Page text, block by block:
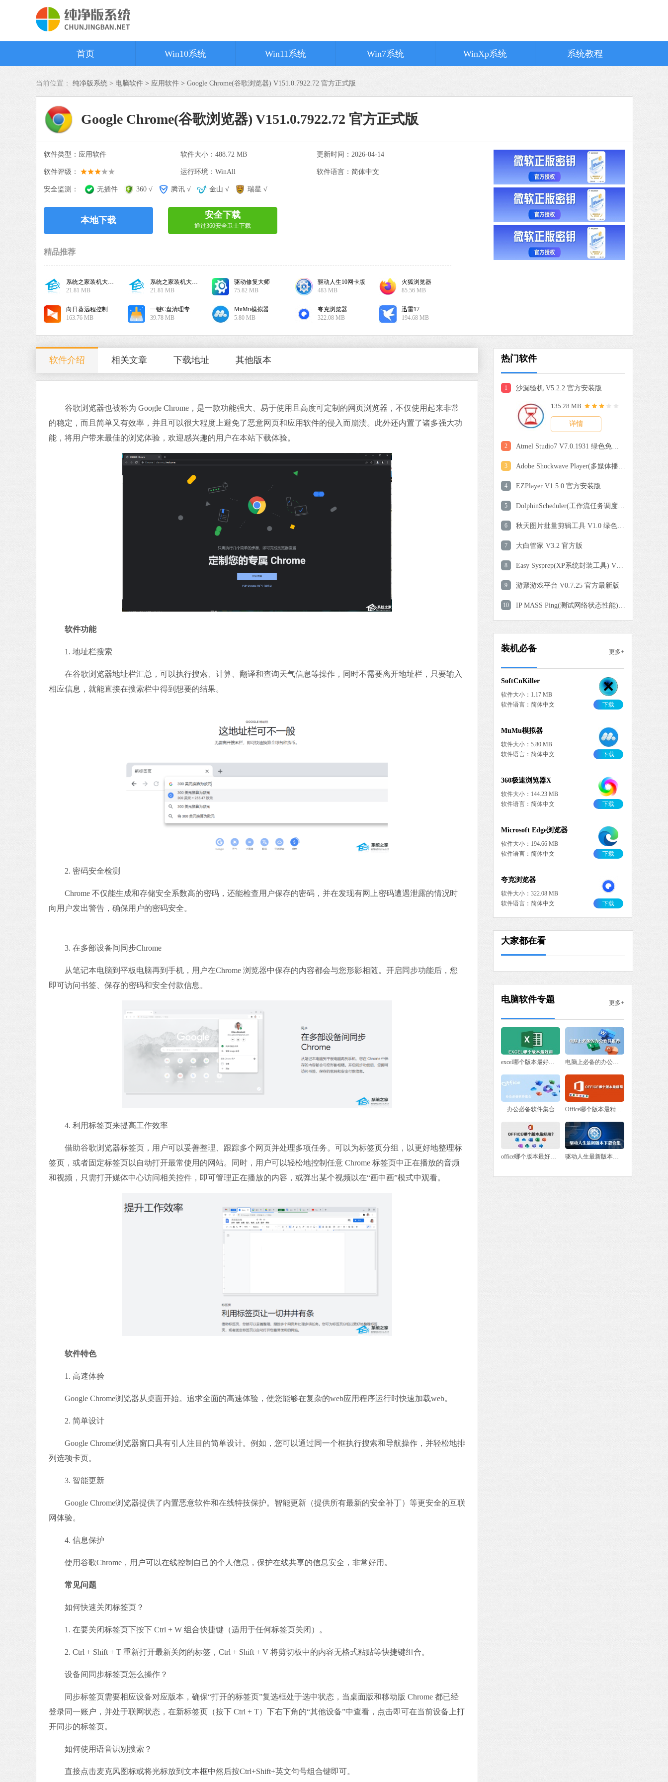
首页 Win10系统 Win11系统 Win7系统 WinXp系统 系统教程
当前位置： 纯净版系统 > 电脑软件 > 应用软件 > Google Chrome(谷歌浏览器) V151.0.7922.72 官方正式版
Google Chrome(谷歌浏览器) V151.0.7922.72 官方正式版
软件类型：应用软件 软件大小：488.72 MB 更新时间：2026-04-14
软件评级： 运行环境：WinAll 软件语言：简体中文
安全监测： 无插件 360 √ 腾讯 √ 金山 √ 瑞星 √
本地下载
安全下载
通过360安全卫士下载
精品推荐
系统之家装机大师增强版
21.81 MB
系统之家装机大师增强版
21.81 MB
驱动修复大师
75.82 MB
驱动人生10网卡版
483 MB
火狐浏览器
85.56 MB
向日葵远程控制客户端
163.76 MB
一键C盘清理专家版
39.78 MB
MuMu模拟器
5.80 MB
夸克浏览器
322.08 MB
迅雷17
194.68 MB
软件介绍 相关文章 下载地址 其他版本
谷歌浏览器也被称为 Google Chrome，是一款功能强大、易于使用且高度可定制的网页浏览器，不仅使用起来非常
的稳定，而且简单又有效率，并且可以很大程度上避免了恶意网页和应用软件的侵入而崩溃。此外还内置了诸多强大功
能，将用户带来最佳的浏览体验，欢迎感兴趣的用户在本站下载体验。
软件功能
1. 地址栏搜索
在谷歌浏览器地址栏汇总，可以执行搜索、计算、翻译和查询天气信息等操作，同时不需要离开地址栏，只要输入
相应信息，就能直接在搜索栏中得到想要的结果。
2. 密码安全检测
Chrome 不仅能生成和存储安全系数高的密码，还能检查用户保存的密码，并在发现有网上密码遭遇泄露的情况时
向用户发出警告，确保用户的密码安全。
3. 在多部设备间同步Chrome
从笔记本电脑到平板电脑再到手机，用户在Chrome 浏览器中保存的内容都会与您形影相随。开启同步功能后，您
即可访问书签、保存的密码和安全付款信息。
4. 利用标签页来提高工作效率
借助谷歌浏览器标签页，用户可以妥善整理、跟踪多个网页并处理多项任务。可以为标签页分组，以更好地整理标
签页，或者固定标签页以自动打开最常使用的网站。同时，用户可以轻松地控制任意 Chrome 标签页中正在播放的音频
和视频，只需打开媒体中心访问相关控件，即可管理正在播放的内容，或弹出某个视频以在“画中画”模式中观看。
软件特色
1. 高速体验
Google Chrome浏览器从桌面开始。追求全面的高速体验，使您能够在复杂的web应用程序运行时快速加载web。
2. 简单设计
Google Chrome浏览器窗口具有引人注目的简单设计。例如，您可以通过同一个框执行搜索和导航操作，并轻松地排
列选项卡页。
3. 智能更新
Google Chrome浏览器提供了内置恶意软件和在线特技保护。智能更新（提供所有最新的安全补丁）等更安全的互联
网体验。
4. 信息保护
使用谷歌Chrome，用户可以在线控制自己的个人信息，保护在线共享的信息安全，非常好用。
常见问题
如何快速关闭标签页？
1. 在要关闭标签页下按下 Ctrl + W 组合快捷键（适用于任何标签页关闭）。
2. Ctrl + Shift + T 重新打开最新关闭的标签，Ctrl + Shift + V 将剪切板中的内容无格式粘贴等快捷键组合。
设备间同步标签页怎么操作？
同步标签页需要相应设备对应版本，确保“打开的标签页”复选框处于选中状态，当桌面版和移动版 Chrome 都已经
登录同一账户，并处于联网状态，在新标签页（按下 Ctrl + T）下右下角的“其他设备”中查看，点击即可在当前设备上打
开同步的标签页。
如何使用语音识别搜索？
直接点击麦克风图标或将光标放到文本框中然后按Ctrl+Shift+英文句号组合键即可。
热门软件
1 沙漏验机 V5.2.2 官方安装版
135.28 MB
详情
2
3
4 EZPlayer V1.5.0 官方安装版
5
6
7 大白管家 V3.2 官方版
8
9 游聚游戏平台 V0.7.25 官方最新版
10
装机必备 更多+
MuMu模拟器
软件大小：5.80 MB
软件语言：简体中文
360极速浏览器X
软件语言：简体中文
夸克浏览器
软件语言：简体中文
软件语言：简体中文
一键C盘清理专家版
软件语言：简体中文
下载
SoftCnKiller
软件大小：1.17 MB
软件语言：简体中文
下载
MuMu模拟器
软件大小：5.80 MB
软件语言：简体中文
下载
360极速浏览器X
软件大小：144.23 MB
软件语言：简体中文
下载
Microsoft Edge浏览器
软件大小：194.66 MB
软件语言：简体中文
下载
夸克浏览器
软件大小：322.08 MB
软件语言：简体中文
下载
下载
软件语言：简体中文
下载
一键C盘清理专家版
软件语言：简体中文
软件语言：简体中文
大家都在看
电脑软件专题 更多+
电脑上必备的办公软件推荐
办公必备软件集合 Office哪个版本最精简？
驱动人生最新版本下载合集